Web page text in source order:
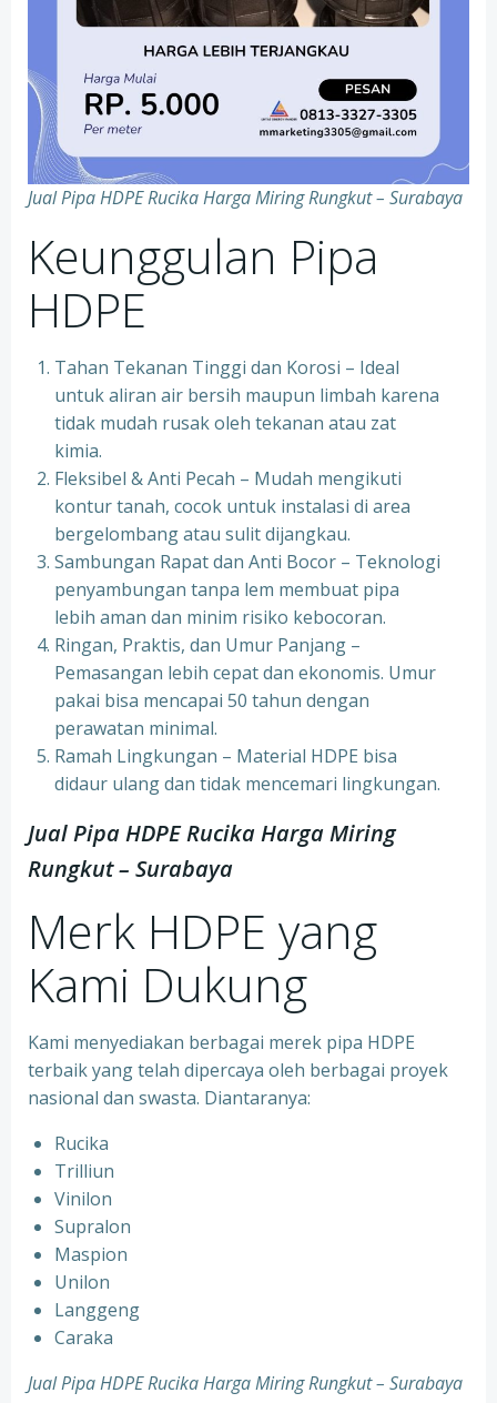
Jual Pipa HDPE Rucika Harga Miring Rungkut – Surabaya
Keunggulan Pipa
HDPE
Tahan Tekanan Tinggi dan Korosi – Ideal
untuk aliran air bersih maupun limbah karena
tidak mudah rusak oleh tekanan atau zat
kimia.
Fleksibel & Anti Pecah – Mudah mengikuti
kontur tanah, cocok untuk instalasi di area
bergelombang atau sulit dijangkau.
Sambungan Rapat dan Anti Bocor – Teknologi
penyambungan tanpa lem membuat pipa
lebih aman dan minim risiko kebocoran.
Ringan, Praktis, dan Umur Panjang –
Pemasangan lebih cepat dan ekonomis. Umur
pakai bisa mencapai 50 tahun dengan
perawatan minimal.
Ramah Lingkungan – Material HDPE bisa
didaur ulang dan tidak mencemari lingkungan.
Jual Pipa HDPE Rucika Harga Miring
Rungkut – Surabaya
Merk HDPE yang
Kami Dukung
Kami menyediakan berbagai merek pipa HDPE
terbaik yang telah dipercaya oleh berbagai proyek
nasional dan swasta. Diantaranya:
Rucika
Trilliun
Vinilon
Supralon
Maspion
Unilon
Langgeng
Caraka
Jual Pipa HDPE Rucika Harga Miring Rungkut – Surabaya